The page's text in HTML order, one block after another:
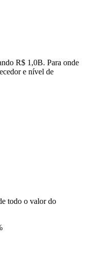
R$ 1,0B. Para onde
e nível de
todo o valor do